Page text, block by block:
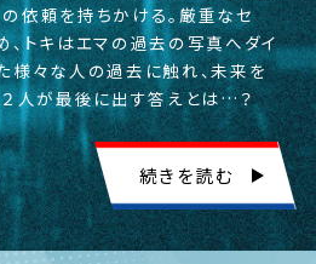
依頼を持ちかける。厳重なセ
、トキはエマの過去の写真へダイ
様々な人の過去に触れ、未来を
２人が最後に出す答えとは…？
続きを読む